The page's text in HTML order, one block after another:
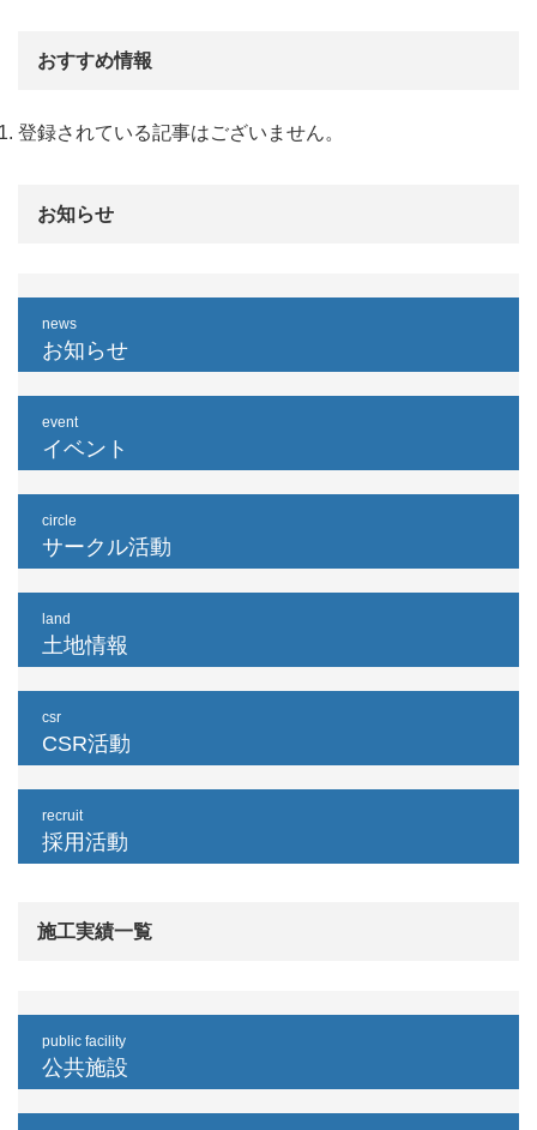
おすすめ情報
登録されている記事はございません。
お知らせ
news
お知らせ
event
イベント
circle
サークル活動
land
土地情報
csr
CSR活動
recruit
採用活動
施工実績一覧
public facility
公共施設